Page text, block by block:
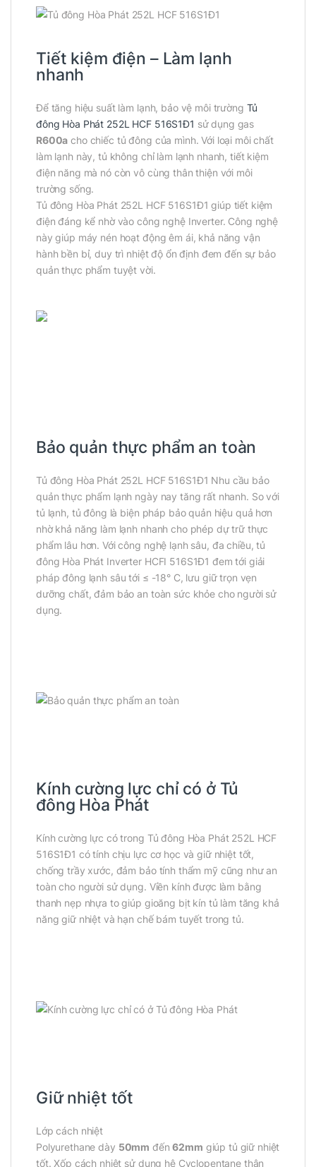
Tiết kiệm điện – Làm lạnh
nhanh
Để tăng hiệu suất làm lạnh, bảo vệ môi trường Tủ
đông Hòa Phát 252L HCF 516S1Đ1 sử dụng gas
R600a cho chiếc tủ đông của mình. Với loại môi chất
làm lạnh này, tủ không chỉ làm lạnh nhanh, tiết kiệm
điện năng mà nó còn vô cùng thân thiện với môi
trường sống.
Tủ đông Hòa Phát 252L HCF 516S1Đ1 giúp tiết kiệm
điện đáng kể nhờ vào công nghệ Inverter. Công nghệ
này giúp máy nén hoạt động êm ái, khả năng vận
hành bền bỉ, duy trì nhiệt độ ổn định đem đến sự bảo
quản thực phẩm tuyệt vời.
Bảo quản thực phẩm an toàn
Tủ đông Hòa Phát 252L HCF 516S1Đ1 Nhu cầu bảo
quản thực phẩm lạnh ngày nay tăng rất nhanh. So với
tủ lạnh, tủ đông là biện pháp bảo quản hiệu quả hơn
nhờ khả năng làm lạnh nhanh cho phép dự trữ thực
phẩm lâu hơn. Với công nghệ lạnh sâu, đa chiều, tủ
đông Hòa Phát Inverter HCFI 516S1Đ1 đem tới giải
pháp đông lạnh sâu tới ≤ -18° C, lưu giữ trọn vẹn
dưỡng chất, đảm bảo an toàn sức khỏe cho người sử
dụng.
Kính cường lực chỉ có ở Tủ
đông Hòa Phát
Kính cường lực có trong Tủ đông Hòa Phát 252L HCF
516S1Đ1 có tính chịu lực cơ học và giữ nhiệt tốt,
chống trầy xước, đảm bảo tính thẩm mỹ cũng như an
toàn cho người sử dụng. Viền kính được làm bằng
thanh nẹp nhựa to giúp gioăng bịt kín tủ làm tăng khả
năng giữ nhiệt và hạn chế bám tuyết trong tủ.
Giữ nhiệt tốt
Lớp cách nhiệt
Polyurethane dày 50mm đến62mm giúp tủ giữ nhiệt
tốt. Xốp cách nhiệt sử dụng hệ Cyclopentane thân